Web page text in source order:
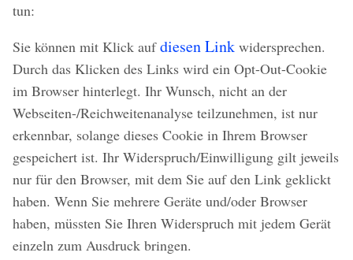
tun:
Sie können mit Klick aufdiesen Link widersprechen.
Durch das Klicken des Links wird ein Opt-Out-Cookie
im Browser hinterlegt. Ihr Wunsch, nicht an der
Webseiten-/Reichweitenanalyse teilzunehmen, ist nur
erkennbar, solange dieses Cookie in Ihrem Browser
gespeichert ist. Ihr Widerspruch/Einwilligung gilt jeweils
nur für den Browser, mit dem Sie auf den Link geklickt
haben. Wenn Sie mehrere Geräte und/oder Browser
haben, müssten Sie Ihren Widerspruch mit jedem Gerät
einzeln zum Ausdruck bringen.